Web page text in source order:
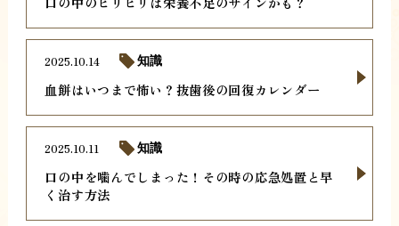
血餅はいつまで怖い？抜歯後の回復カレンダー
2025.10.14 知識
口の中を噛んでしまった！その時の応急処置と早
く治す方法
2025.10.11 知識